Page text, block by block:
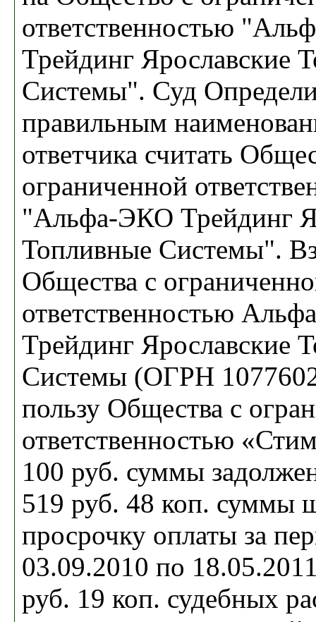
ответственностью
Трейдинг Ярославские
Системы". Суд
правильным
ответчика считать
ограниченной
"Альфа-ЭКО Трейдинг
Топливные Системы".
Общества с
ответственностью
Трейдинг Ярославские
Системы (ОГРН
пользу Общества с
ответственностью
100 руб. суммы
519 руб. 48 коп. суммы
просрочку оплаты за
03.09.2010 по
руб. 19 коп. судебных